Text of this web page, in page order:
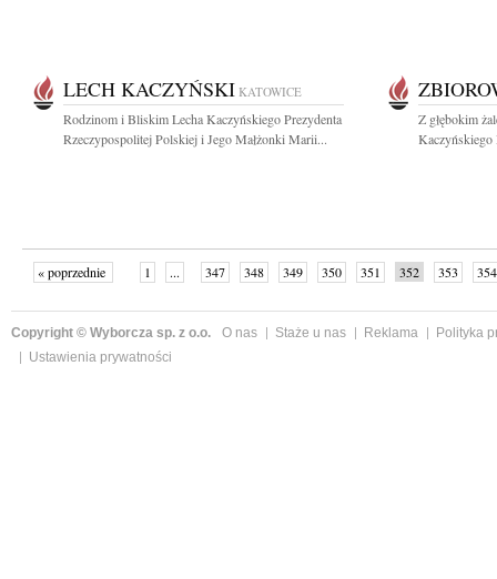
LECH KACZYŃSKI KATOWICE
Rodzinom i Bliskim Lecha Kaczyńskiego Prezydenta
Rzeczypospolitej Polskiej i Jego Małżonki Marii...
Z głębokim
Kaczyńskiego
« poprzednie 1 ... 347 348 349 350 351 352 353
354
Copyright © Wyborcza sp. z o.o. O nas Staże u nas Reklama
Polityka
Ustawienia prywatności